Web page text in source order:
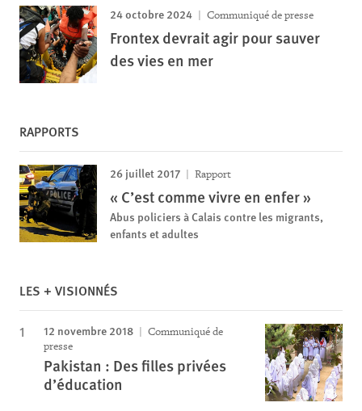
24 octobre 2024 Communiqué de presse
Frontex devrait agir pour sauver
des vies en mer
RAPPORTS
26 juillet 2017 Rapport
« C’est comme vivre en enfer »
Abus policiers à Calais contre les migrants,
enfants et adultes
LES + VISIONNÉS
12 novembre 2018
Communiqué de
presse
Pakistan : Des filles privées
d’éducation